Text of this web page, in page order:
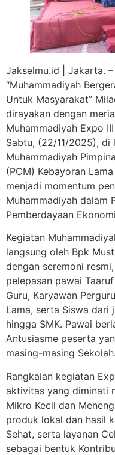
Jakselmu.id | Jakarta.
“Muhammadiyah
Untuk Masyarakat”
dirayakan dengan
Muhammadiyah Expo
Sabtu, (22/11/2025), di
Muhammadiyah
(PCM) Kebayoran
menjadi momentum
Muhammadiyah dalam
Pemberdayaan
Kegiatan
langsung oleh Bpk
dengan seremoni
pelepasan pawai
Guru, Karyawan
Lama, serta Siswa dari
hingga SMK. Pawai
Antusiasme peserta
masing-masing Sekolah.
Rangkaian kegiatan
aktivitas yang diminati
Mikro Kecil dan
produk lokal dan hasil
Sehat, serta layanan
sebagai bentuk